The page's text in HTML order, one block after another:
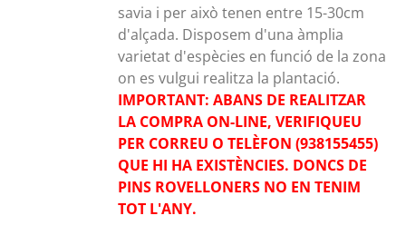
savia i per això tenen entre 15-30cm
d'alçada. Disposem d'una àmplia
varietat d'espècies en funció de la zona
on es vulgui realitza la plantació.
IMPORTANT: ABANS DE REALITZAR
LA COMPRA ON-LINE, VERIFIQUEU
PER CORREU O TELÈFON (938155455)
QUE HI HA EXISTÈNCIES. DONCS DE
PINS ROVELLONERS NO EN TENIM
TOT L'ANY.